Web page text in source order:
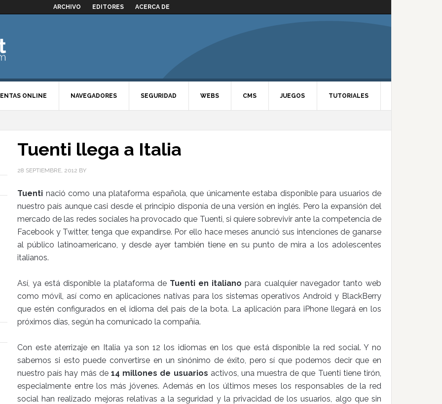
ARCHIVO EDITORES ACERCA DE
ONLINE NAVEGADORES SEGURIDAD WEBS CMS JUEGOS TUTORIALES
Tuenti llega a Italia
28 SEPTIEMBRE, 2012 BY
Tuenti nació como una plataforma española, que únicamente estaba disponible para usuarios de
nuestro país aunque casi desde el principio disponía de una versión en inglés. Pero la expansión del
mercado de las redes sociales ha provocado que Tuenti, si quiere sobrevivir ante la competencia de
Facebook y Twitter, tenga que expandirse. Por ello hace meses anunció sus intenciones de ganarse
al público latinoamericano, y desde ayer también tiene en su punto de mira a los adolescentes
italianos.
Así, ya está disponible la plataforma de Tuenti en italiano para cualquier navegador tanto web
como móvil, así como en aplicaciones nativas para los sistemas operativos Android y BlackBerry
que estén configurados en el idioma del país de la bota. La aplicación para iPhone llegará en los
próximos días, según ha comunicado la compañía.
Con este aterrizaje en Italia ya son 12 los idiomas en los que está disponible la red social. Y no
sabemos si esto puede convertirse en un sinónimo de éxito, pero sí que podemos decir que en
nuestro país hay más de 14 millones de usuarios activos, una muestra de que Tuenti tiene tirón,
especialmente entre los más jóvenes. Además en los últimos meses los responsables de la red
social han realizado mejoras relativas a la seguridad y la privacidad de los usuarios, algo que sin